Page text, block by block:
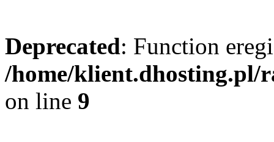
Deprecated: Function
/home/klient.dhosting.pl/
on line 9